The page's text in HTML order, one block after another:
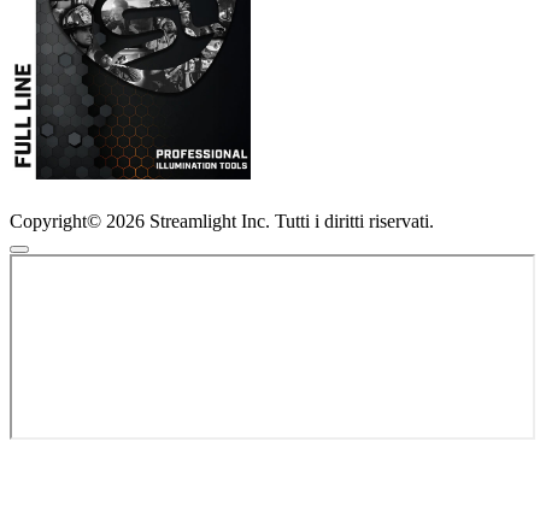
Copyright© 2026 Streamlight Inc. Tutti i diritti riservati.